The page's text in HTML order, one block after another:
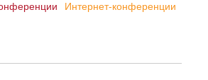
Интернет-конференции